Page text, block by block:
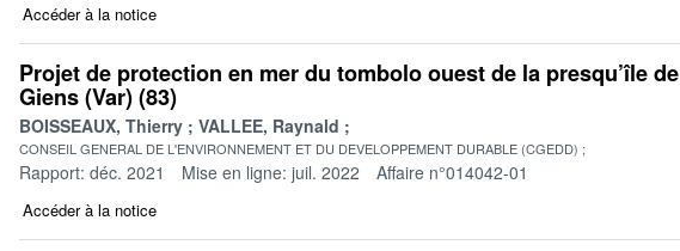
Accéder à la notice
Projet de protection en mer du tombolo ouest de la presqu’île de
Giens (Var) (83)
BOISSEAUX, Thierry VALLEE, Raynald
CONSEIL GENERAL DE L'ENVIRONNEMENT ET DU DEVELOPPEMENT DURABLE (CGEDD)
Rapport: déc. 2021 Mise en ligne: juil. 2022 Affaire n°014042-01
Accéder à la notice